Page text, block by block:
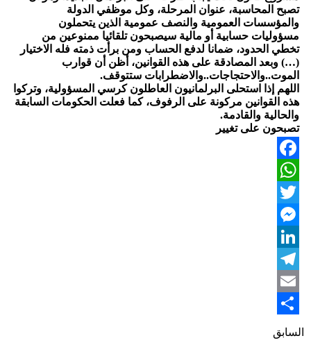
تصبح المحاسبة، عنوان المرحلة، وكل موظفي الدولة
والمؤسسات العمومية والنصف عمومية الذين يتحملون
مسؤوليات حسابية أو مالية سيصبحون تلقائيا ممنوعين من
تخطي الحدود، ضمانا لدفع الحساب ومن برأت ذمته فله الاختيار
(…) وبعد المصادقة على هذه القوانين، أظن أن قوارب
الموت..والاحتجاجات..والاضطرابات ستتوقف.
اللهم إذا استحلى البرلمانيون العاطلون كرسي المسؤولية، وتركوا
هذه القوانين مركونة على الرفوف، كما فعلت الحكومات السابقة
والحالية والقادمة.
تصبحون على تغيير
Facebook
WhatsApp
Twitter
Messenger
LinkedIn
Telegram
Email
Share
السابق